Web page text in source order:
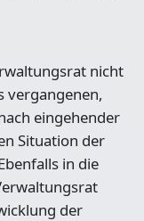
nicht
vergangenen,
eingehender
Situation der
in die
der